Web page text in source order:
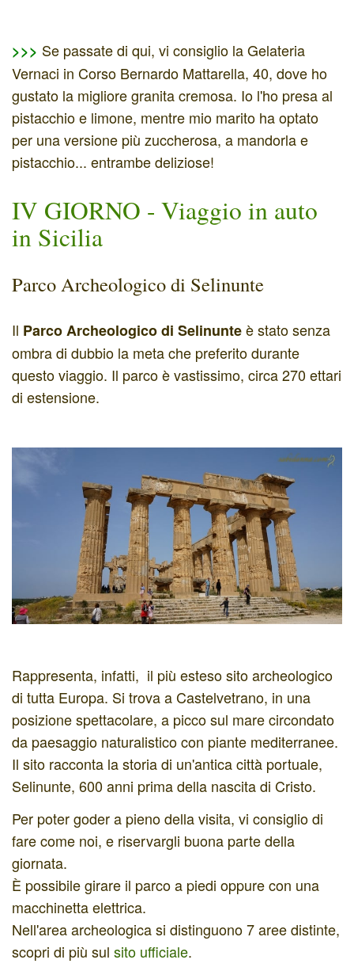
>>> Se passate di qui, vi consiglio la Gelateria
Vernaci in Corso Bernardo Mattarella, 40, dove ho
gustato la migliore granita cremosa. Io l'ho presa al
pistacchio e limone, mentre mio marito ha optato
per una versione più zuccherosa, a mandorla e
pistacchio... entrambe deliziose!
IV GIORNO - Viaggio in auto
in Sicilia
Parco Archeologico di Selinunte
Il Parco Archeologico di Selinunteè stato senza
ombra di dubbio la meta che preferito durante
questo viaggio. Il parco è vastissimo, circa 270 ettari
di estensione.
Rappresenta, infatti, il più esteso sito archeologico
di tutta Europa. Si trova a Castelvetrano, in una
posizione spettacolare, a picco sul mare circondato
da paesaggio naturalistico con piante mediterranee.
Il sito racconta la storia di un'antica città portuale,
Selinunte, 600 anni prima della nascita di Cristo.
Per poter goder a pieno della visita, vi consiglio di
fare come noi, e riservargli buona parte della
giornata.
È possibile girare il parco a piedi oppure con una
macchinetta elettrica.
Nell'area archeologica si distinguono 7 aree distinte,
scopri di più sul sito ufficiale.